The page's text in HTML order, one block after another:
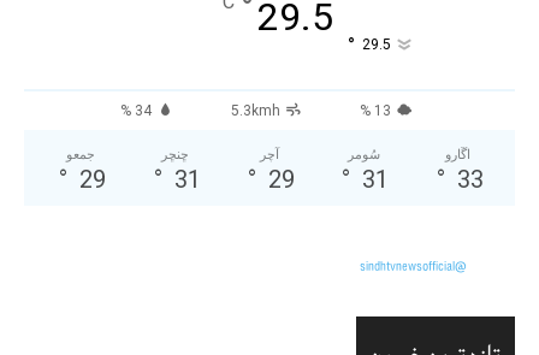
29.5
29.5
°
34 % 5.3kmh 13 %
جمعو
29
°
ڇنڇر
31
°
آچر
29
°
سُومر
31
°
اڱارو
33
°
تازه ترين خبرون